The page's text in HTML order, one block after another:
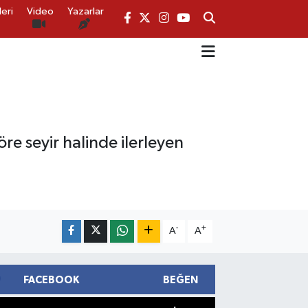
Video Yazarlar
seyir halinde ilerleyen
A- A+
FACEBOOK BEĞEN